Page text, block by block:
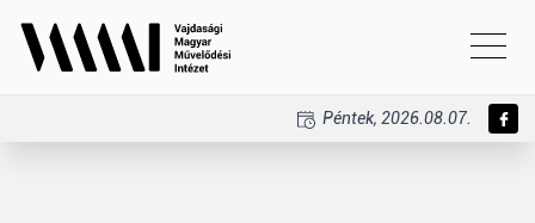
Péntek, 2026.08.07.